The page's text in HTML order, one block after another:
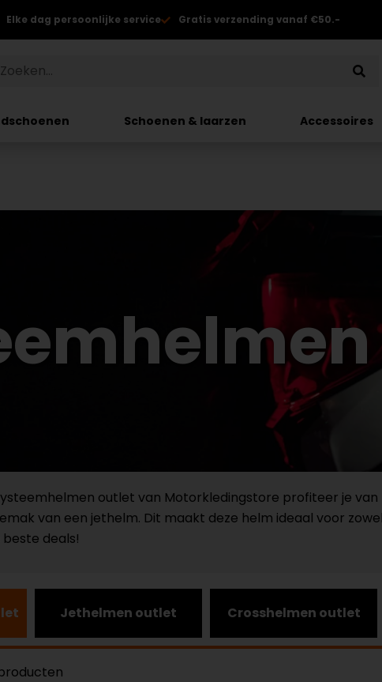
Elke dag persoonlijke service Gratis verzending vanaf €50.-
Schoenen & laarzen Accessoires
outlet van Motorkledingstore profiteer je
van een jethelm. Dit maakt deze helm ideaal voor
deals!
Jethelmen outlet Crosshelmen outlet